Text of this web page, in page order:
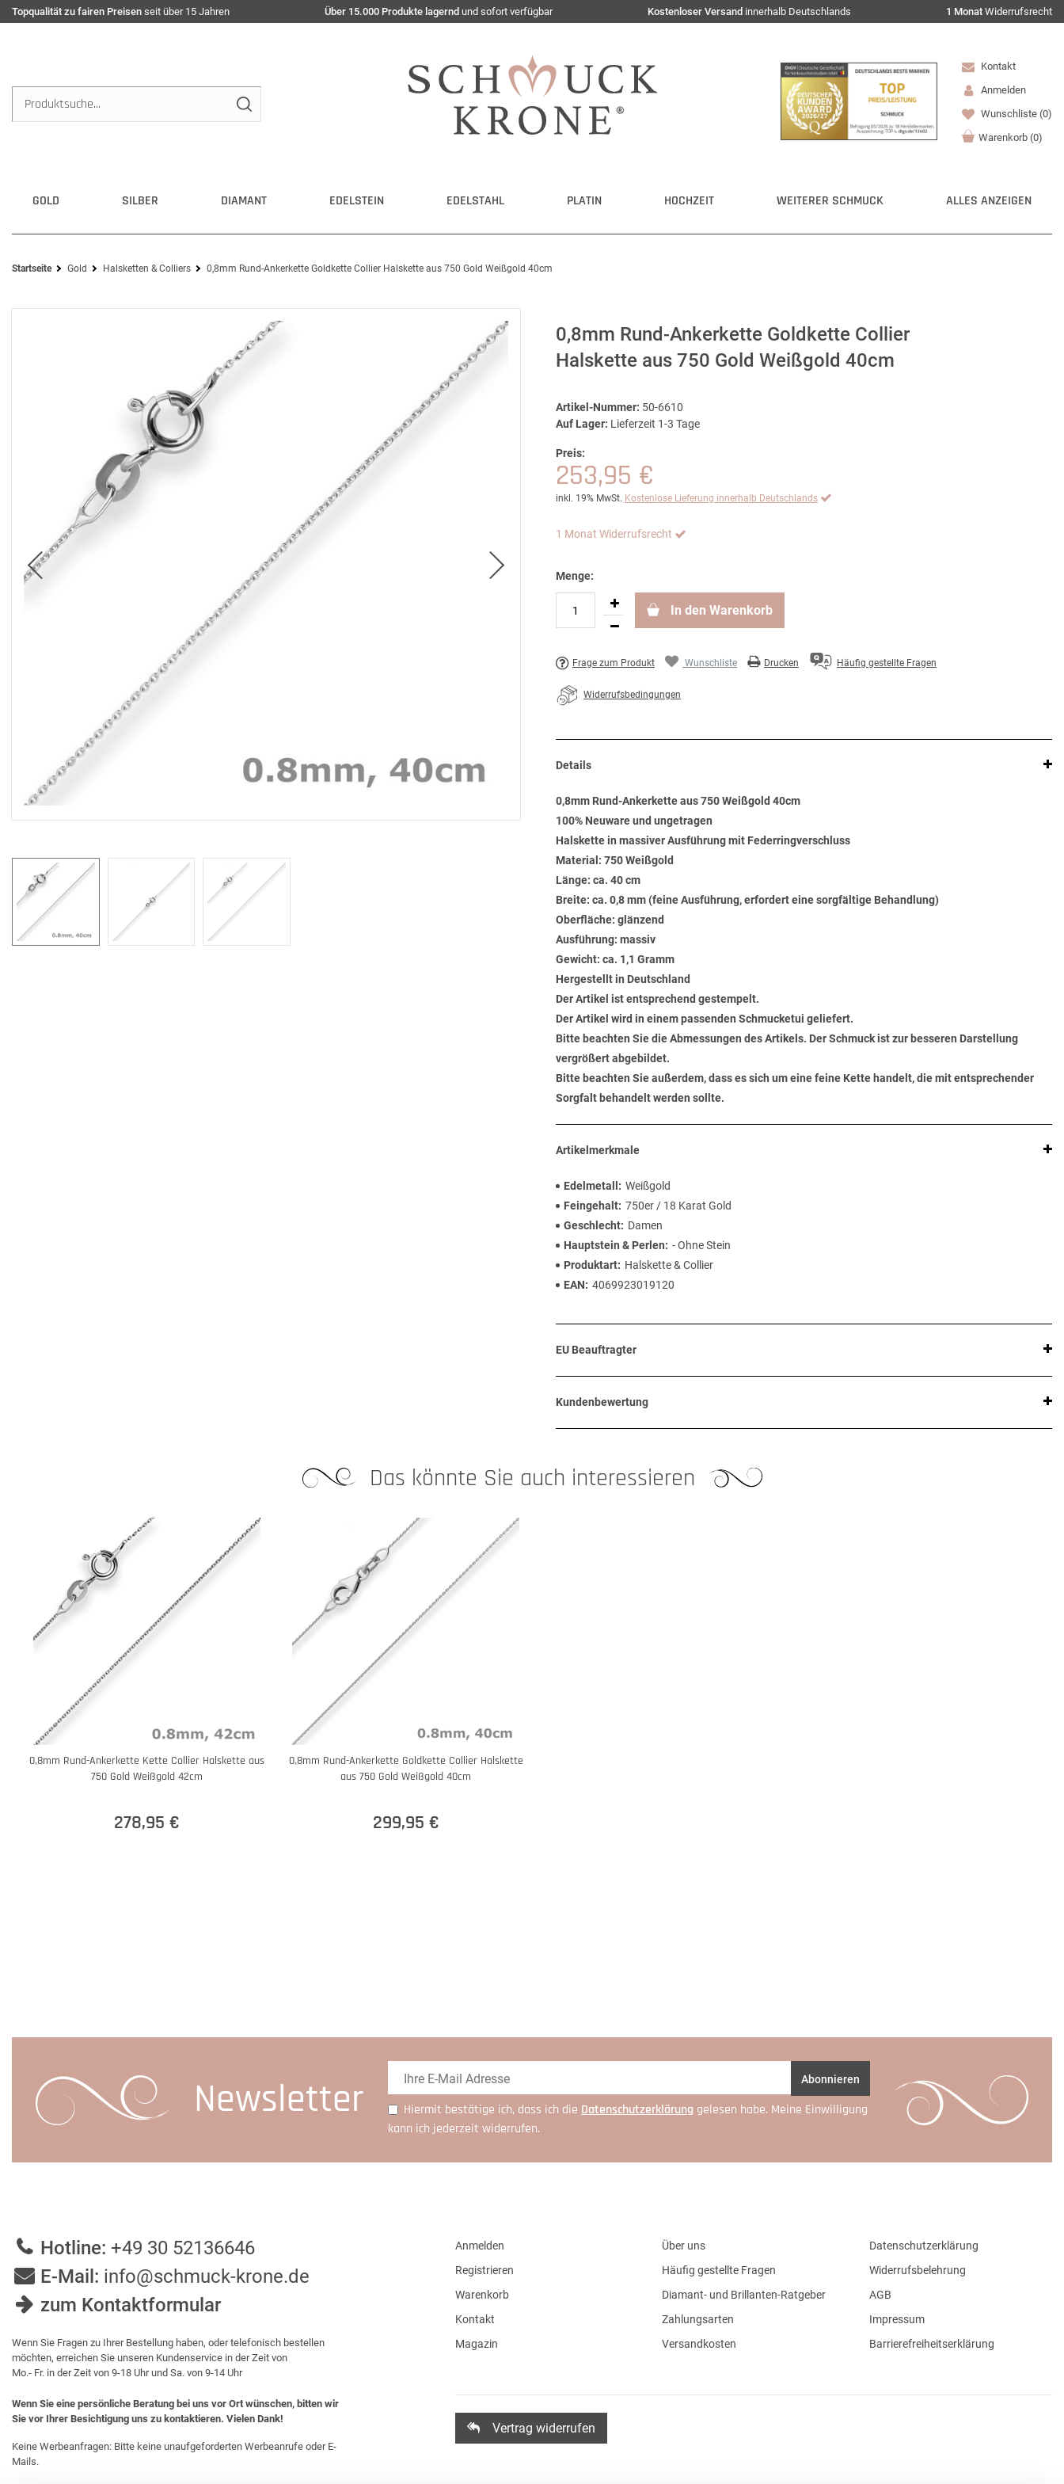
Topqualität zu fairen Preisen seit über 15 Jahren Über 15.000 Produkte lagernd und sofort verfügbar Kostenloser Versand innerhalb Deutschlands 1 Monat Widerrufsrecht
Kontakt
Anmelden
Wunschliste (0)
Warenkorb (0)
GOLD SILBER DIAMANT EDELSTEIN EDELSTAHL PLATIN HOCHZEIT WEITERER SCHMUCK ALLES ANZEIGEN
Startseite Gold Halsketten & Colliers 0,8mm Rund-Ankerkette Goldkette Collier Halskette aus 750 Gold Weißgold 40cm
0,8mm Rund-Ankerkette Goldkette Collier
Halskette aus 750 Gold Weißgold 40cm
Artikel-Nummer: 50-6610
Auf Lager: Lieferzeit 1-3 Tage
Preis:
253,95 €
inkl. 19% MwSt. Kostenlose Lieferung innerhalb Deutschlands
1 Monat Widerrufsrecht
Menge:
In den Warenkorb
Frage zum Produkt Wunschliste Drucken Häufig gestellte Fragen
Widerrufsbedingungen
Details
0,8mm Rund-Ankerkette aus 750 Weißgold 40cm
100% Neuware und ungetragen
Halskette in massiver Ausführung mit Federringverschluss
Material: 750 Weißgold
Länge: ca. 40 cm
Breite: ca. 0,8 mm (feine Ausführung, erfordert eine sorgfältige Behandlung)
Oberfläche: glänzend
Ausführung: massiv
Gewicht: ca. 1,1 Gramm
Hergestellt in Deutschland
Der Artikel ist entsprechend gestempelt.
Der Artikel wird in einem passenden Schmucketui geliefert.
Bitte beachten Sie die Abmessungen des Artikels. Der Schmuck ist zur besseren Darstellung
vergrößert abgebildet.
Bitte beachten Sie außerdem, dass es sich um eine feine Kette handelt, die mit entsprechender
Sorgfalt behandelt werden sollte.
Artikelmerkmale
Edelmetall
Weißgold
Feingehalt 750er / 18 Karat Gold
Geschlecht
Damen
Hauptstein & Perlen
- Ohne Stein
Produktart
Halskette & Collier
EAN
4069923019120
EU Beauftragter
Kundenbewertung
Das könnte Sie auch interessieren
0,8mm Rund-Ankerkette Kette Collier Halskette aus
750 Gold Weißgold 42cm
278,95 €
0,8mm Rund-Ankerkette Goldkette Collier Halskette
aus 750 Gold Weißgold 40cm
299,95 €
Newsletter Abonnieren
Hiermit bestätige ich, dass ich die Daten­schutz­erklärung gelesen habe. Meine Einwilligung
kann ich jederzeit widerrufen.
Hotline: +49 30 52136646
E-Mail: info@schmuck-krone.de
zum Kontaktformular
Wenn Sie Fragen zu Ihrer Bestellung haben, oder telefonisch bestellen
möchten, erreichen Sie unseren Kundenservice in der Zeit von
Mo.- Fr. in der Zeit von 9-18 Uhr und Sa. von 9-14 Uhr
Wenn Sie eine persönliche Beratung bei uns vor Ort wünschen, bitten wir
Sie vor Ihrer Besichtigung uns zu kontaktieren. Vielen Dank!
Keine Werbeanfragen: Bitte keine unaufgeforderten Werbeanrufe oder E-
Mails.
Anmelden
Registrieren
Warenkorb
Kontakt
Magazin
Über uns
Häufig gestellte Fragen
Diamant- und Brillanten-Ratgeber
Zahlungsarten
Versandkosten
Datenschutzerklärung
Widerrufsbelehrung
AGB
Impressum
Barrierefreiheitserklärung
Vertrag widerrufen